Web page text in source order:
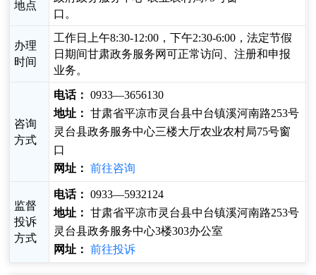
地点
口。
办理
时间
工作日上午8:30-12:00，下午2:30-6:00，法定节假
日期间甘肃政务服务网可正常访问、注册和申报
业务。
咨询
方式
电话： 0933—3656130
地址： 甘肃省平凉市灵台县中台镇溪河南路253号
灵台县政务服务中心三楼大厅农业农村局75号窗
口
网址： 前往咨询
监督
投诉
方式
电话： 0933—5932124
地址： 甘肃省平凉市灵台县中台镇溪河南路253号
灵台县政务服务中心3楼303办公室
网址： 前往投诉